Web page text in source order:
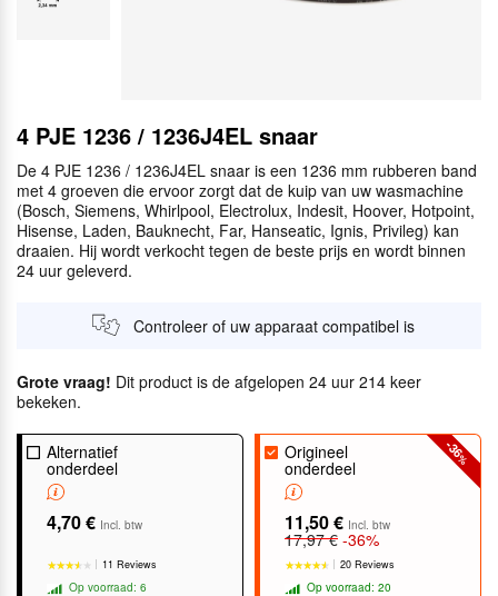
4 PJE 1236 / 1236J4EL snaar
De 4 PJE 1236 / 1236J4EL snaar is een 1236 mm rubberen band
met 4 groeven die ervoor zorgt dat de kuip van uw wasmachine
(Bosch, Siemens, Whirlpool, Electrolux, Indesit, Hoover, Hotpoint,
Hisense, Laden, Bauknecht, Far, Hanseatic, Ignis, Privileg) kan
draaien. Hij wordt verkocht tegen de beste prijs en wordt binnen
24 uur geleverd.
Controleer of uw apparaat compatibel is
Grote vraag! Dit product is de afgelopen 24 uur 214 keer
bekeken.
Alternatief
onderdeel
4,70 € Incl. btw
11 Reviews
Op voorraad: 6
-36
%
Origineel
onderdeel
11,50 € Incl. btw
17,97 € -36%
20 Reviews
Op voorraad: 20